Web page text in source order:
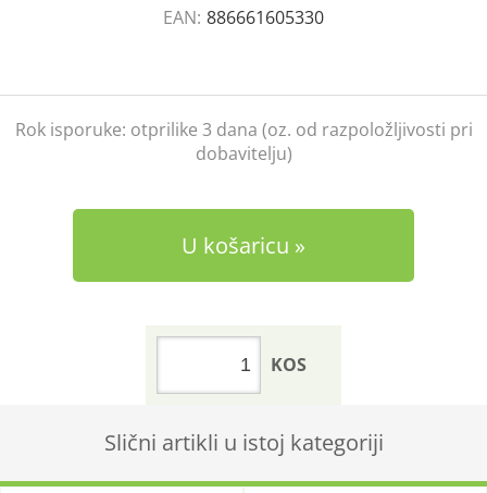
EAN: 886661605330
Rok isporuke: otprilike 3 dana (oz. od razpoložljivosti pri
dobavitelju)
U košaricu
KOS
Slični artikli u istoj kategoriji